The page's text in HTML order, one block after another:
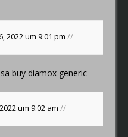
2022 um 9:01 pm//
buy diamox generic
um 9:02 am//